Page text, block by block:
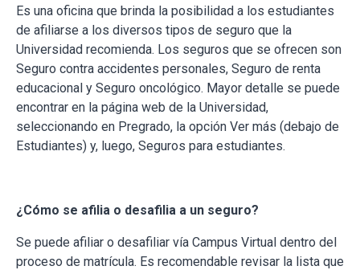
Es una oficina que brinda la posibilidad a los estudiantes
de afiliarse a los diversos tipos de seguro que la
Universidad recomienda. Los seguros que se ofrecen son
Seguro contra accidentes personales, Seguro de renta
educacional y Seguro oncológico. Mayor detalle se puede
encontrar en la página web de la Universidad,
seleccionando en Pregrado, la opción Ver más (debajo de
Estudiantes) y, luego, Seguros para estudiantes.
¿Cómo se afilia o desafilia a un seguro?
Se puede afiliar o desafiliar vía Campus Virtual dentro del
proceso de matrícula. Es recomendable revisar la lista que